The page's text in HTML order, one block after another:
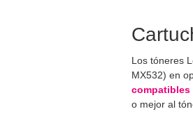
Los tóneres
MX532) en
compatibles
o mejor al